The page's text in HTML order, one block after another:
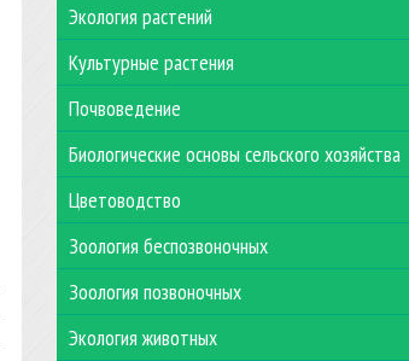
Экология растений
Культурные растения
Почвоведение
Биологические основы сельского хозяйства
Цветоводство
Зоология беспозвоночных
Зоология позвоночных
Экология животных